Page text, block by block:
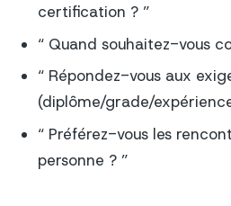
certification ? ”
“ Quand souhaitez-vous
“ Répondez-vous aux
(diplôme/grade/
“ Préférez-vous les
personne ? ”